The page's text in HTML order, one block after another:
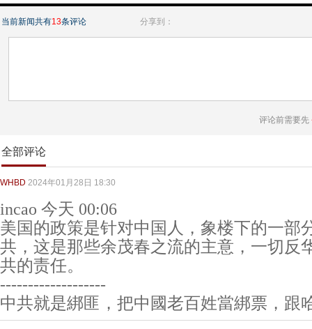
当前新闻共有13条评论 分享到：
评论前需要先
全部评论
WHBD 2024年01月28日 18:30
incao 今天 00:06
美国的政策是针对中国人，象楼下的一部
共，这是那些余茂春之流的主意，一切反
共的责任。
-------------------
中共就是綁匪，把中國老百姓當綁票，跟